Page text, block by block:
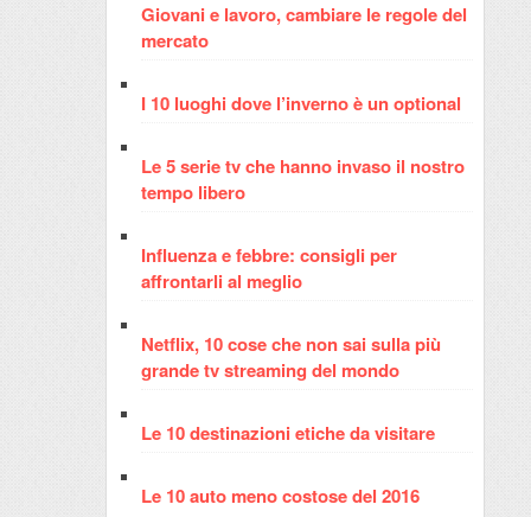
Giovani e lavoro, cambiare le regole del
mercato
I 10 luoghi dove l’inverno è un optional
Le 5 serie tv che hanno invaso il nostro
tempo libero
Influenza e febbre: consigli per
affrontarli al meglio
Netflix, 10 cose che non sai sulla più
grande tv streaming del mondo
Le 10 destinazioni etiche da visitare
Le 10 auto meno costose del 2016